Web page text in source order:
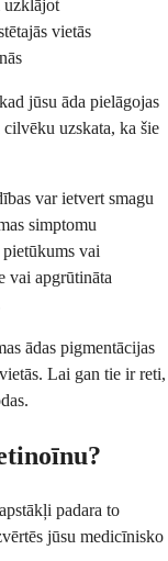
uzklājot
vietās
jūsu āda pielāgojas
uzskata, ka šie
var ietvert smagu
simptomu
pietūkums vai
vai apgrūtināta
ādas pigmentācijas
Lai gan tie ir reti,
padara to
jūsu medicīnisko